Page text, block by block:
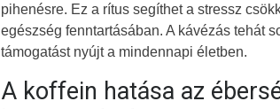
pihenésre. Ez a rítus segíthet a stressz
egészség fenntartásában. A kávézás tehát
támogatást nyújt a mindennapi életben.
A koffein hatása az